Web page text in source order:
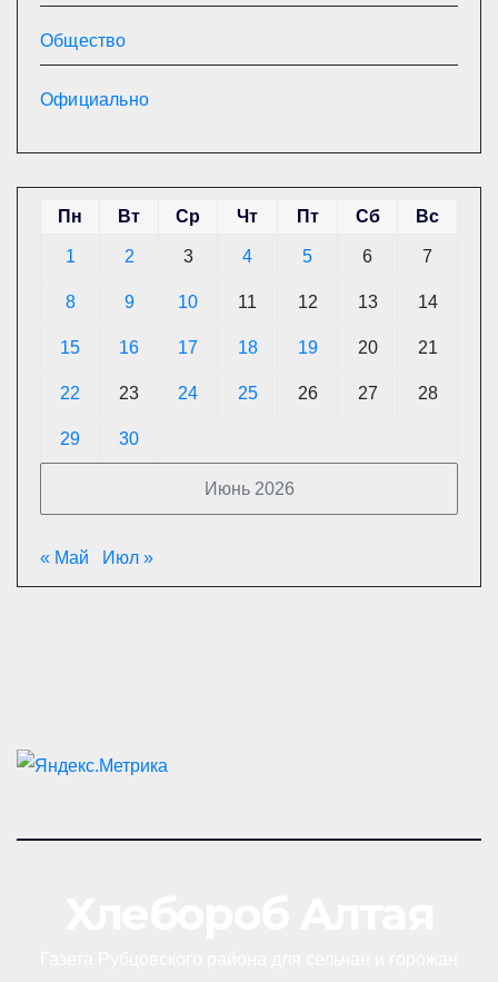
Общество
Официально
Июнь 2026
Пн Вт Ср Чт Пт Сб Вс
1 2 3 4 5 6 7
8 9 10 11 12 13 14
15 16 17 18 19 20 21
22 23 24 25 26 27 28
29 30
« Май Июл »